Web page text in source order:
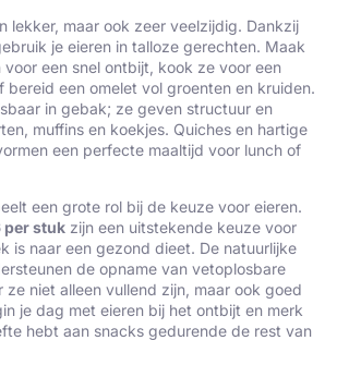
lekker, maar ook zeer veelzijdig. Dankzij
je eieren in talloze gerechten. Maak
voor een snel ontbijt, kook ze voor een
bereid een omelet vol groenten en kruiden.
in gebak; ze geven structuur en
muffins en koekjes. Quiches en hartige
een perfecte maaltijd voor lunch of
een grote rol bij de keuze voor eieren.
per stuk zijn een uitstekende keuze voor
is naar een gezond dieet. De natuurlijke
de opname van vetoplosbare
ze niet alleen vullend zijn, maar ook goed
je dag met eieren bij het ontbijt en merk
hebt aan snacks gedurende de rest van